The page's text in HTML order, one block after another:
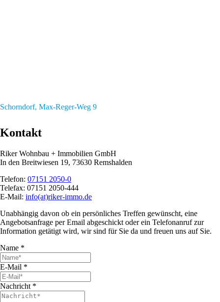
Schorndorf, Max-Reger-Weg 9
Kontakt
Riker Wohnbau + Immobilien GmbH
In den Breitwiesen 19, 73630 Remshalden
Telefon: 07151 2050-0
Telefax: 07151 2050-444
E-Mail: info(at)riker-immo.de
Unabhängig davon ob ein persönliches Treffen gewünscht, eine
Angebotsanfrage per Email abgeschickt oder ein Telefonanruf zur
Information getätigt wird, wir sind für Sie da und freuen uns auf Sie.
Name *
E-Mail *
Nachricht *